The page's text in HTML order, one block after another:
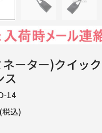
ーター)クイッ
14
税込)